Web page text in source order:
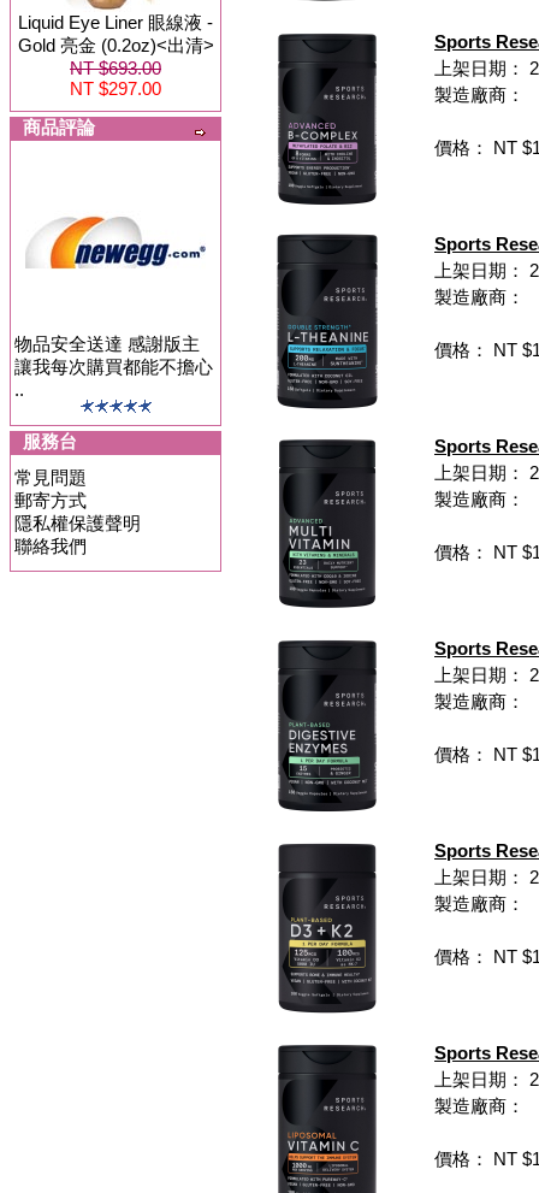
Liquid Eye Liner 眼線液 -
Gold 亮金 (0.2oz)<出清>
NT $693.00
NT $297.00
商品評論
物品安全送達 感謝版主
讓我每次購買都能不擔心
..
服務台
常見問題
郵寄方式
隱私權保護聲明
聯絡我們
Sports
上架日期：
製造廠商：
價格： NT
Sports
上架日期：
製造廠商：
價格： NT
Sports
上架日期：
製造廠商：
價格： NT
Sports
上架日期：
製造廠商：
價格： NT
Sports
上架日期：
製造廠商：
價格： NT
Sports
上架日期：
製造廠商：
價格： NT